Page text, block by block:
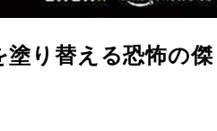
塗り替える恐怖の傑